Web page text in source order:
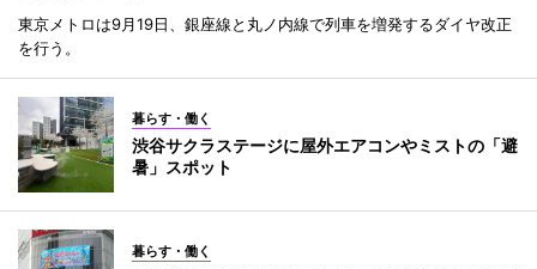
東京メトロは9月19日、銀座線と丸ノ内線で列車を増発するダイヤ改正
を行う。
暮らす・働く
渋谷サクラステージに屋外エアコンやミストの「避
暑」スポット
暮らす・働く